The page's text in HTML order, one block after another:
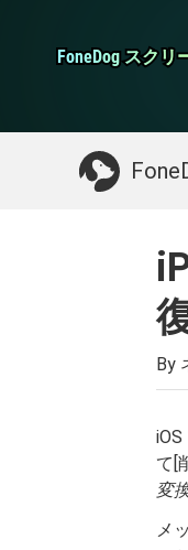
FoneDog スク
FoneDog スク
iPhoneクリ
お探しガイ
By
て[
変
メ